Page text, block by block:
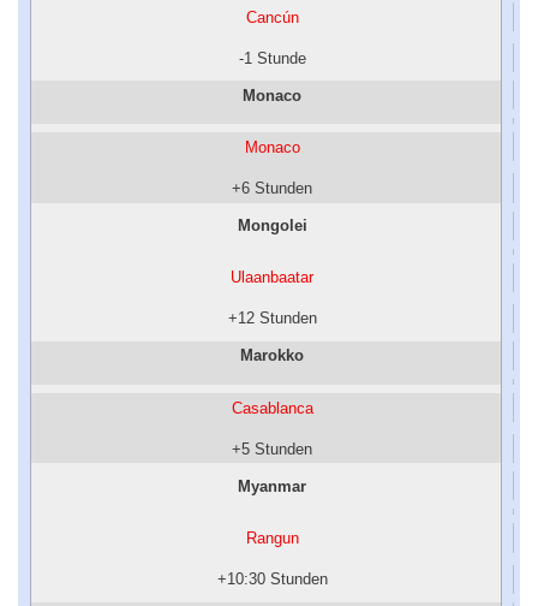
Cancún
-1 Stunde
Monaco
Monaco
+6 Stunden
Mongolei
Ulaanbaatar
+12 Stunden
Marokko
Casablanca
+5 Stunden
Myanmar
Rangun
+10:30 Stunden